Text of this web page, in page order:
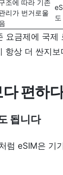
조에 따라 기존
리가 번거로울
요금제에 국
항상 더 싼지
편하
됩니다
럼 eSIM은 기